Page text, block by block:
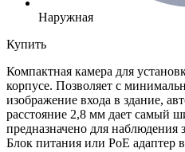
Наружная
Купить
Компактная камера для
корпусе. Позволяет с
изображение входа в здание,
расстояние 2,8 мм дает самый
предназначено для наблюдения
Блок питания или PoE адаптер